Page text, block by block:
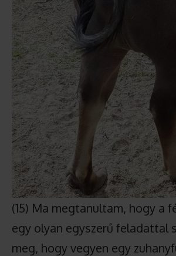
(15) Ma megtanultam, hogy a
egy olyan egyszerű feladattal
meg, hogy vegyen egy